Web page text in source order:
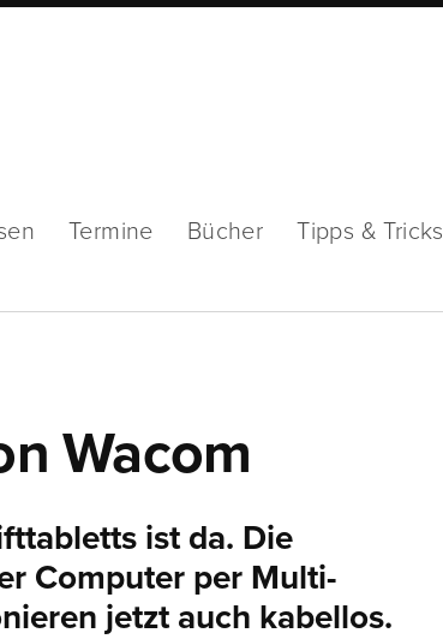
Termine Bücher Tipps & Tricks
Wacom
ist da. Die
Computer per Multi-
jetzt auch kabellos.